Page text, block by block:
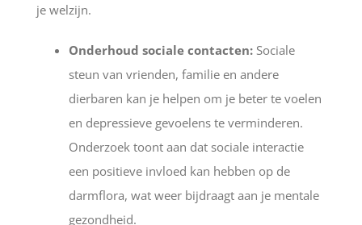
je welzijn.
Onderhoud sociale contacten:Sociale
steun van vrienden, familie en andere
dierbaren kan je helpen om je beter te voelen
en depressieve gevoelens te verminderen.
Onderzoek toont aan dat sociale interactie
een positieve invloed kan hebben op de
darmflora, wat weer bijdraagt aan je mentale
gezondheid.